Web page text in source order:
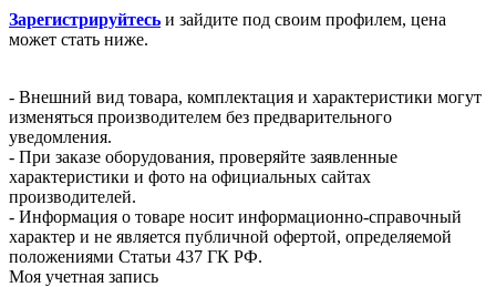
Зарегистрируйтесь и зайдите под своим профилем, цена
может стать ниже.
- Внешний вид товара, комплектация и характеристики могут
изменяться производителем без предварительного
уведомления.
- При заказе оборудования, проверяйте заявленные
характеристики и фото на официальных сайтах
производителей.
- Информация о товаре носит информационно-справочный
характер и не является публичной офертой, определяемой
положениями Статьи 437 ГК РФ.
Моя учетная запись